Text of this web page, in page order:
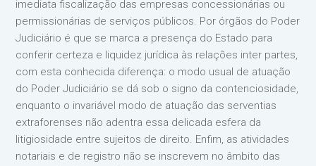
imediata fiscalização das empresas concessionárias ou
permissionárias de serviços públicos. Por órgãos do Poder
Judiciário é que se marca a presença do Estado para
conferir certeza e liquidez jurídica às relações inter partes,
com esta conhecida diferença: o modo usual de atuação
do Poder Judiciário se dá sob o signo da contenciosidade,
enquanto o invariável modo de atuação das serventias
extraforenses não adentra essa delicada esfera da
litigiosidade entre sujeitos de direito. Enfim, as atividades
notariais e de registro não se inscrevem no âmbito das